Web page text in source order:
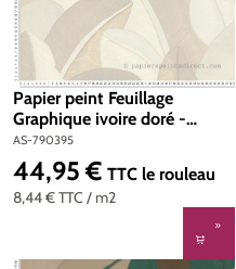
Papier peint Feuillage
Graphique ivoire doré -
Metropolitan Stories 5 Vibes
& Styles d'A.S. Création | Réf.
AS-790395
AS-790395
8,44 €TTC / m2
Prix régulier :
44,95 € TTC le rouleau